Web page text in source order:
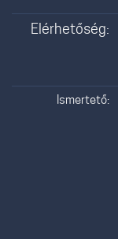
Elérhetőség:
Ismertető: